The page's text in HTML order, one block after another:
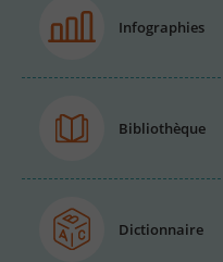
Infographies
Bibliothèque
Dictionnaire